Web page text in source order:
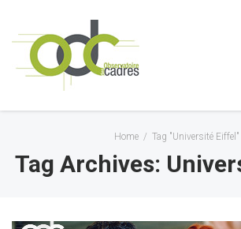
Home / Tag "Université Eiffel"
Tag Archives: